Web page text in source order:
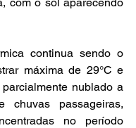
continua sendo o
máxima de 29°C e
nublado a
chuvas passageiras,
no período